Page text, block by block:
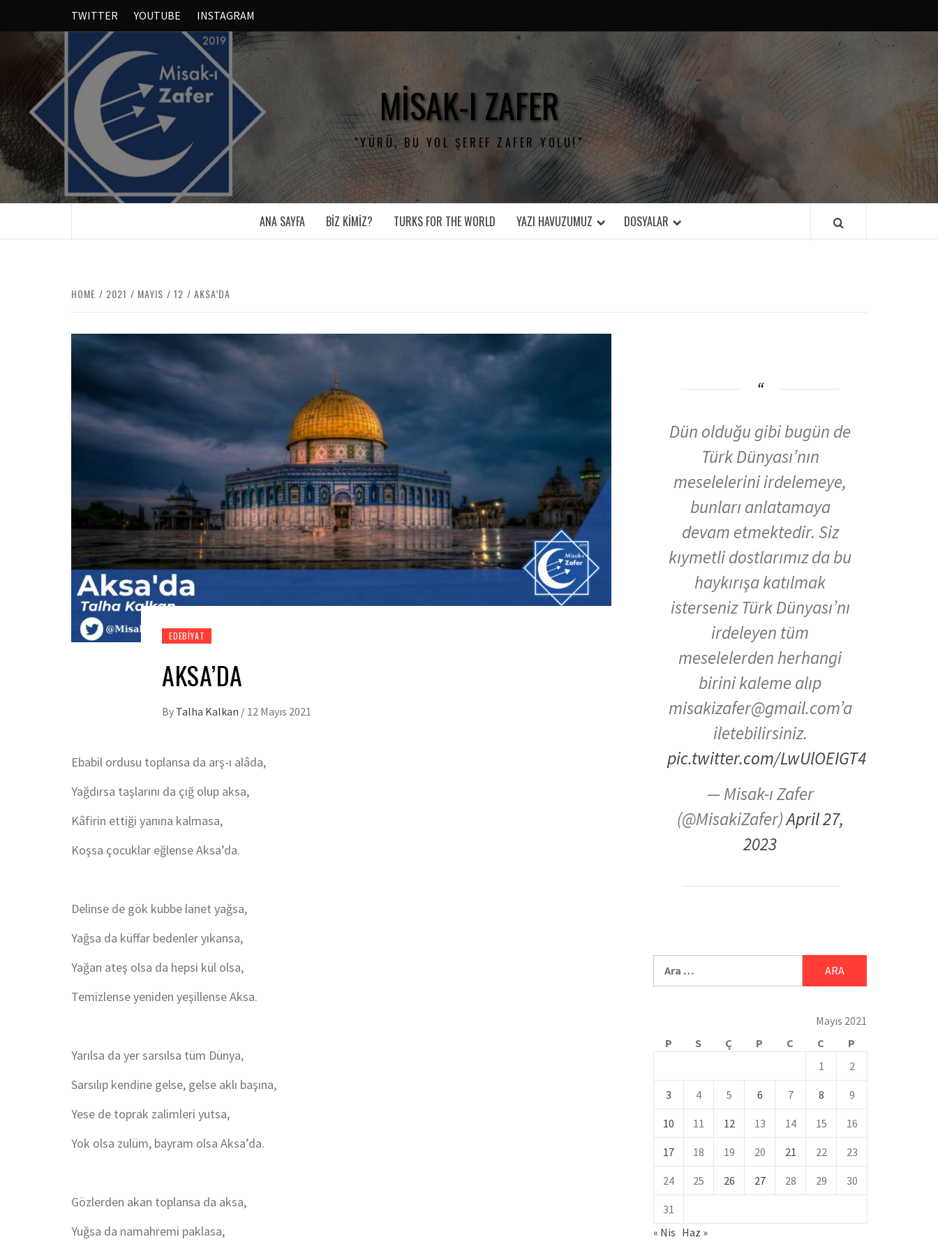
TWITTER YOUTUBE INSTAGRAM
MISAK-I ZAFER
"YÜRÜ, BU YOL ŞEREF ZAFER YOLU!"
ANA SAYFA BIZ KIMIZ? TURKS FOR THE WORLD YAZI HAVUZUMUZ DOSYALAR
HOME 2021 MAYIS 12 AKSA’DA
EDEBIYAT
AKSA’DA
By Talha Kalkan / 12 Mayıs 2021
Ebabil ordusu toplansa da arş-ı alâda,
Yağdırsa taşlarını da çığ olup aksa,
Kâfirin ettiği yanına kalmasa,
Koşsa çocuklar eğlense Aksa’da.
Delinse de gök kubbe lanet yağsa,
Yağsa da küffar bedenler yıkansa,
Yağan ateş olsa da hepsi kül olsa,
Temizlense yeniden yeşillense Aksa.
Yarılsa da yer sarsılsa tüm Dünya,
Sarsılıp kendine gelse, gelse aklı başına,
Yese de toprak zalimleri yutsa,
Yok olsa zulüm, bayram olsa Aksa’da.
Gözlerden akan toplansa da aksa,
Yuğsa da namahremi paklasa,
Dün olduğu gibi bugün de
Türk Dünyası’nın
meselelerini irdelemeye,
bunları anlatamaya
devam etmektedir. Siz
kıymetli dostlarımız da bu
haykırışa katılmak
isterseniz Türk Dünyası’nı
irdeleyen tüm
meselelerden herhangi
birini kaleme alıp
misakizafer@gmail.com’a
iletebilirsiniz.
pic.twitter.com/LwUlOEIGT4
— Misak-ı Zafer
(@MisakiZafer)April 27,
2023
Mayıs 2021
P
S Ç P C C
P
1
2
3 4 5 6 7 8 9
10 11 12 13 14 15 16
17 18 19 20 21 22 23
24 25 26 27 28 29 30
31
« Nis Haz »